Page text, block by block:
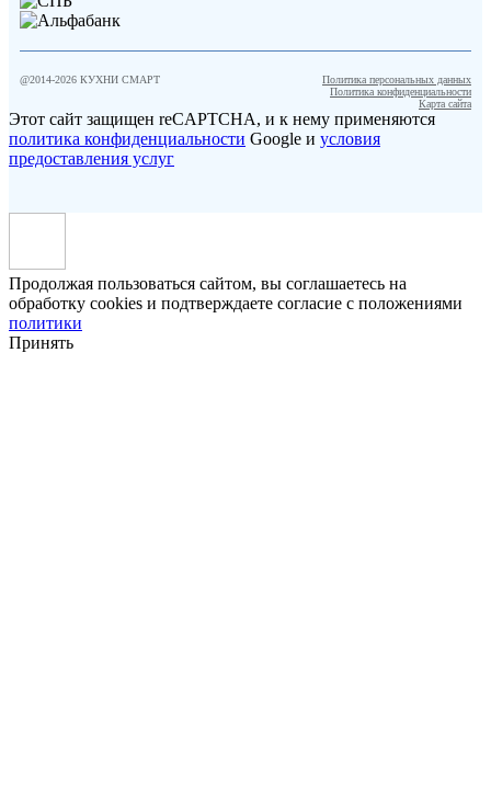
@2014-2026 КУХНИ СМАРТ
Политика персональных данных
Политика конфиденциальности
Карта сайта
Этот сайт защищен reCAPTCHA, и к нему применяются
политика конфиденциальности Google и условия
предоставления услуг
Продолжая пользоваться сайтом, вы соглашаетесь на
обработку cookies и подтверждаете согласие с положениями
политики
Принять